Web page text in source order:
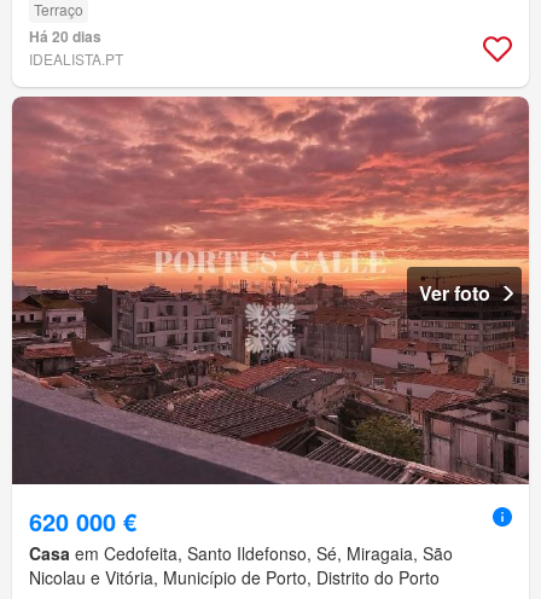
Terraço
Há 20 dias
IDEALISTA.PT
Ver foto
620 000 €
Casa em Cedofeita, Santo Ildefonso, Sé, Miragaia, São
Nicolau e Vitória, Município de Porto, Distrito do Porto